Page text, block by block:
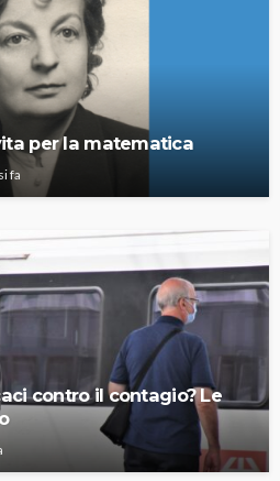
per la matematica
fa
contro il contagio? Le